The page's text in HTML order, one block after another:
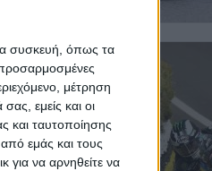
συσκευή, όπως τα
μέτρηση
εμείς και οι
και ταυτοποίησης
εμάς και τους
για να αρνηθείτε να